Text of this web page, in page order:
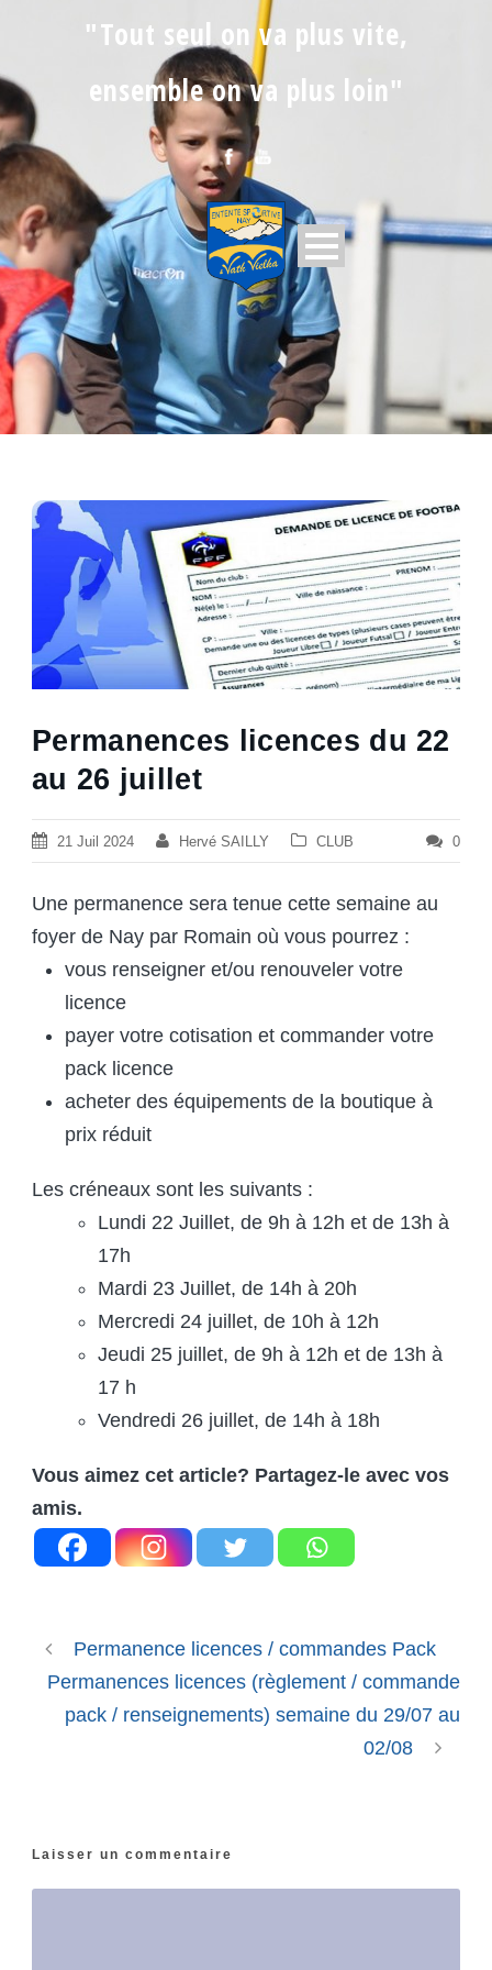
"Tout seul on va plus vite,
ensemble on va plus loin"
Permanences licences du 22
au 26 juillet
21 Juil 2024 Hervé SAILLY CLUB 0
Une permanence sera tenue cette semaine au
foyer de Nay par Romain où vous pourrez :
vous renseigner et/ou renouveler votre
licence
payer votre cotisation et commander votre
pack licence
acheter des équipements de la boutique à
prix réduit
Les créneaux sont les suivants :
Lundi 22 Juillet, de 9h à 12h et de 13h à
17h
Mardi 23 Juillet, de 14h à 20h
Mercredi 24 juillet, de 10h à 12h
Jeudi 25 juillet, de 9h à 12h et de 13h à
17 h
Vendredi 26 juillet, de 14h à 18h
Vous aimez cet article? Partagez-le avec vos
amis.
Permanence licences / commandes Pack
Permanences licences (règlement / commande
pack / renseignements) semaine du 29/07 au
02/08
Laisser un commentaire